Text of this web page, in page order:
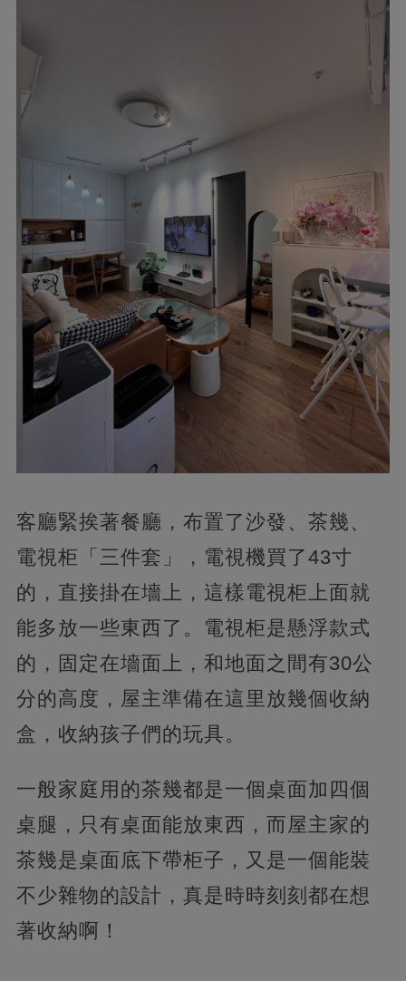
客廳緊挨著餐廳，布置了沙發、茶幾、
電視柜「三件套」，電視機買了43寸
的，直接掛在墻上，這樣電視柜上面就
能多放一些東西了。電視柜是懸浮款式
的，固定在墻面上，和地面之間有30公
分的高度，屋主準備在這里放幾個收納
盒，收納孩子們的玩具。
一般家庭用的茶幾都是一個桌面加四個
桌腿，只有桌面能放東西，而屋主家的
茶幾是桌面底下帶柜子，又是一個能裝
不少雜物的設計，真是時時刻刻都在想
著收納啊！